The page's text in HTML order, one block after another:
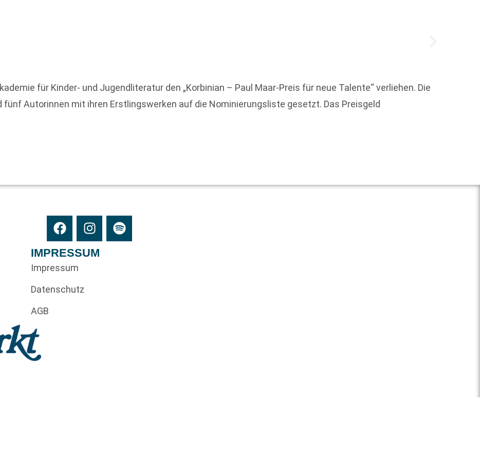
für Kinder- und Jugendliteratur den „Korbinian – Paul Maar-Preis für neue Talente“ verliehen. Die
Autorinnen mit ihren Erstlingswerken auf die Nominierungsliste gesetzt. Das Preisgeld
IMPRESSUM
Impressum
Datenschutz
AGB